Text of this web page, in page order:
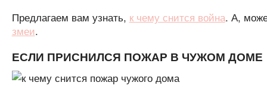
Предлагаем вам узнать, к чему снится война. А,
змеи.
ЕСЛИ ПРИСНИЛСЯ ПОЖАР В ЧУЖОМ ДОМЕ